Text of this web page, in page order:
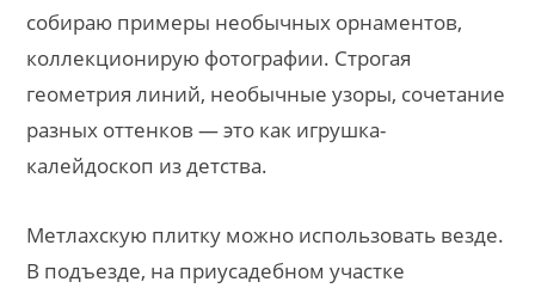
собираю примеры необычных орнаментов,
коллекционирую фотографии. Строгая
геометрия линий, необычные узоры, сочетание
разных оттенков — это как игрушка-
калейдоскоп из детства.
Метлахскую плитку можно использовать везде.
В подъезде, на приусадебном участке